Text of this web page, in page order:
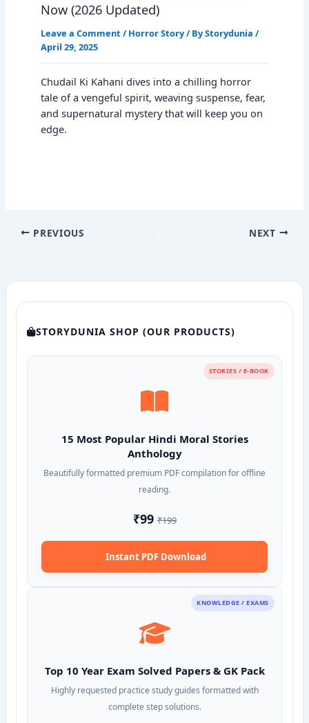
Now (2026 Updated)
Leave a Comment / Horror Story/ ByStorydunia /
April 29, 2025
Chudail Ki Kahani dives into a chilling horror
tale of a vengeful spirit, weaving suspense, fear,
and supernatural mystery that will keep you on
edge.
PREVIOUS NEXT
STORYDUNIA SHOP (OUR PRODUCTS)
STORIES / E-BOOK
15 Most Popular Hindi Moral Stories
Anthology
Beautifully formatted premium PDF compilation for offline
reading.
₹99₹199
Instant PDF Download
KNOWLEDGE / EXAMS
Top 10 Year Exam Solved Papers & GK Pack
Highly requested practice study guides formatted with
complete step solutions.